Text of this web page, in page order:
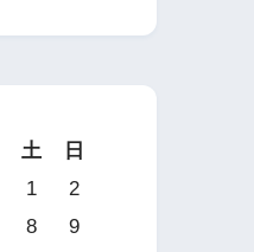
土
日
1
2
8
9